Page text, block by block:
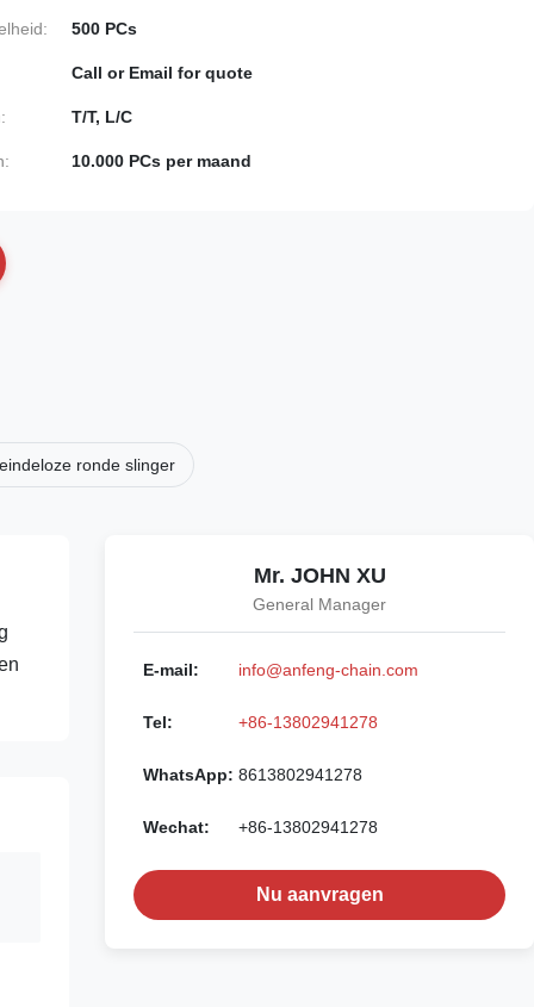
500 PCs
Call or Email for quote
T/T, L/C
10.000 PCs per maand
ronde slinger
Mr. JOHN XU
General Manager
E-mail: info@anfeng-chain.com
Tel: +86-13802941278
WhatsApp: 8613802941278
Wechat: +86-13802941278
Nu aanvragen